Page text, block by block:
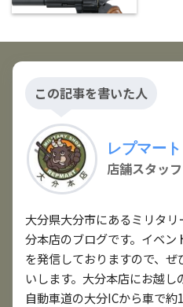
この記事を書いた人
レプマー
店舗スタッフ
大分県大分市にあるミリタ
分本店のブログです。イベ
を発信しておりますので、
いします。大分本店にお越
自動車道の大分ICから車で